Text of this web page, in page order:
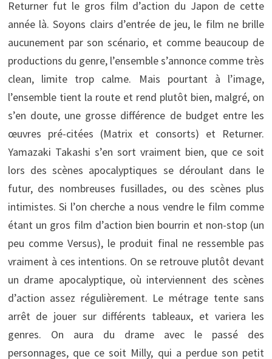
Returner fut le gros film d’action du Japon de cette
année là. Soyons clairs d’entrée de jeu, le film ne brille
aucunement par son scénario, et comme beaucoup de
productions du genre, l’ensemble s’annonce comme très
clean, limite trop calme. Mais pourtant à l’image,
l’ensemble tient la route et rend plutôt bien, malgré, on
s’en doute, une grosse différence de budget entre les
œuvres pré-citées (Matrix et consorts) et Returner.
Yamazaki Takashi s’en sort vraiment bien, que ce soit
lors des scènes apocalyptiques se déroulant dans le
futur, des nombreuses fusillades, ou des scènes plus
intimistes. Si l’on cherche a nous vendre le film comme
étant un gros film d’action bien bourrin et non-stop (un
peu comme Versus), le produit final ne ressemble pas
vraiment à ces intentions. On se retrouve plutôt devant
un drame apocalyptique, où interviennent des scènes
d’action assez régulièrement. Le métrage tente sans
arrêt de jouer sur différents tableaux, et variera les
genres. On aura du drame avec le passé des
personnages, que ce soit Milly, qui a perdue son petit